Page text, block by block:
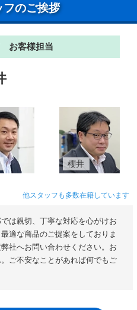
フのご挨拶
お客様担当
櫻井
他スタッフも多数在籍しています
は親切、丁寧な対応を心がけお
適な商品のご提案をしておりま
社へお問い合わせください。お
ご不安なことがあれば何でもご